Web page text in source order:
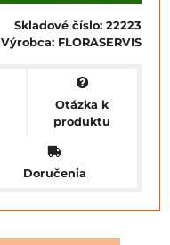
Skladové číslo: 22223
Výrobca: FLORASERVIS
Otázka k
produktu
Doručenia